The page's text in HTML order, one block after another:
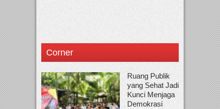
Corner
Ruang Publik
yang Sehat Jadi
Kunci Menjaga
Demokrasi